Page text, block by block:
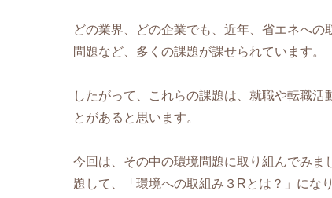
どの業界、どの企業でも、近年、省エネへ
問題など、多くの課題が課せられています。
したがって、これらの課題は、就職や転職活
とがあると思います。
今回は、その中の環境問題に取り組んでみま
題して、「環境への取組み３Rとは？」になり